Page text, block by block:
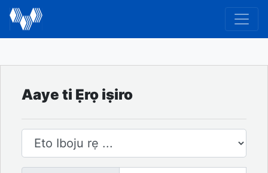
Aaye ti Ẹrọ iṣiro
Eto Iboju